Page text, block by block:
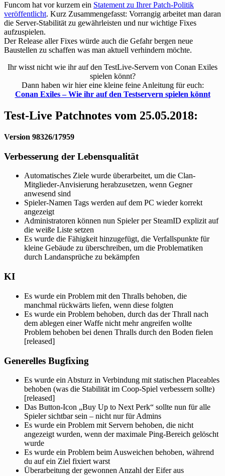
Funcom hat vor kurzem ein Statement zu Ihrer Patch-Politik
veröffentlicht. Kurz Zusammengefasst: Vorrangig arbeitet man daran
die Server-Stabilität zu gewährleisten und nur wichtige Fixes
aufzuspielen.
Der Release aller Fixes würde auch die Gefahr bergen neue
Baustellen zu schaffen was man aktuell verhindern möchte.
Ihr wisst nicht wie ihr auf den TestLive-Servern von Conan Exiles
spielen könnt?
Dann haben wir hier eine kleine feine Anleitung für euch:
Conan Exiles – Wie ihr auf den Testservern spielen könnt
Test-Live Patchnotes vom 25.05.2018:
Version 98326/17959
Verbesserung der Lebensqualität
Automatisches Ziele wurde überarbeitet, um die Clan-
Mitglieder-Anvisierung herabzusetzen, wenn Gegner
anwesend sind
Spieler-Namen Tags werden auf dem PC wieder korrekt
angezeigt
Administratoren können nun Spieler per SteamID explizit auf
die weiße Liste setzen
Es wurde die Fähigkeit hinzugefügt, die Verfallspunkte für
kleine Gebäude zu überschreiben, um die Problematiken
durch Landansprüche zu bekämpfen
KI
Es wurde ein Problem mit den Thralls behoben, die
manchmal rückwärts liefen, wenn diese folgten
Es wurde ein Problem behoben, durch das der Thrall nach
dem ablegen einer Waffe nicht mehr angreifen wollte
Problem behoben bei denen Thralls durch den Boden fielen
[released]
Generelles Bugfixing
Es wurde ein Absturz in Verbindung mit statischen Placeables
behoben (was die Stabilität im Coop-Spiel verbessern sollte)
[released]
Das Button-Icon „Buy Up to Next Perk“ sollte nun für alle
Spieler sichtbar sein – nicht nur für Admins
Es wurde ein Problem mit Servern behoben, die nicht
angezeigt wurden, wenn der maximale Ping-Bereich gelöscht
wurde
Es wurde ein Problem beim Ausweichen behoben, während
du auf ein Ziel fixiert warst
Überarbeitung der gewonnen Anzahl der Eifer aus